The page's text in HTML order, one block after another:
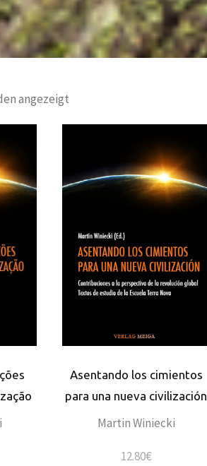
angezeigt
Asentando los cimientos
para una nueva civilización
Martin Winiecki
12.80€